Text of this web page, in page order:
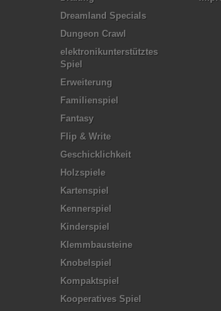
Dreamland Specials
Dungeon Crawl
elektronikunterstütztes
Spiel
Erweiterung
Familienspiel
Fantasy
Flip & Write
Geschicklichkeit
Holzspiele
Kartenspiel
Kennerspiel
Kinderspiel
Klemmbausteine
Knobelspiel
Kompaktspiel
Kooperatives Spiel